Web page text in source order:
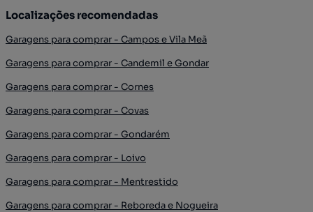
Localizações recomendadas
Garagens para comprar - Campos e Vila Meã
Garagens para comprar - Candemil e Gondar
Garagens para comprar - Cornes
Garagens para comprar - Covas
Garagens para comprar - Gondarém
Garagens para comprar - Loivo
Garagens para comprar - Mentrestido
Garagens para comprar - Reboreda e Nogueira